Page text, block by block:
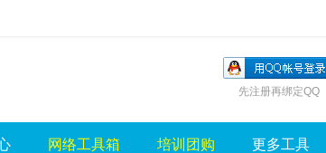
先注册再绑定QQ
网络工具箱 培训团购 更多工具